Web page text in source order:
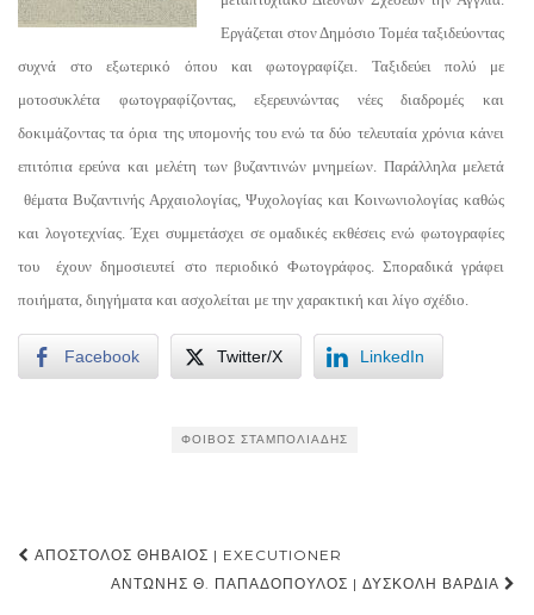
Εργάζεται στον Δημόσιο Τομέα ταξιδεύοντας
συχνά στο εξωτερικό όπου και φωτογραφίζει. Ταξιδεύει πολύ με
μοτοσυκλέτα φωτογραφίζοντας, εξερευνώντας νέες διαδρομές και
δοκιμάζοντας τα όρια της υπομονής του ενώ τα δύο τελευταία χρόνια κάνει
επιτόπια ερεύνα και μελέτη των βυζαντινών μνημείων. Παράλληλα μελετά
θέματα Βυζαντινής Αρχαιολογίας, Ψυχολογίας και Κοινωνιολογίας καθώς
και λογοτεχνίας. Έχει συμμετάσχει σε ομαδικές εκθέσεις ενώ φωτογραφίες
του έχουν δημοσιευτεί στο περιοδικό Φωτογράφος. Σποραδικά γράφει
ποιήματα, διηγήματα και ασχολείται με την χαρακτική και λίγο σχέδιο.
Facebook Twitter/X LinkedIn
ΦΟΊΒΟΣ ΣΤΑΜΠΟΛΙΆΔΗΣ
Post
navigation
ΑΠΌΣΤΟΛΟΣ ΘΗΒΑΊΟΣ | EXECUTIONER
ΑΝΤΏΝΗΣ Θ. ΠΑΠΑΔΌΠΟΥΛΟΣ | ΔΎΣΚΟΛΗ ΒΆΡΔΙΑ